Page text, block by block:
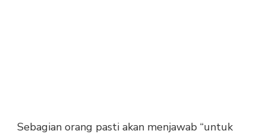
Sebagian orang pasti akan menjawab “untuk